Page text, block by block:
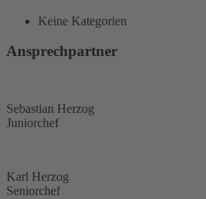
Keine Kategorien
Ansprechpartner
Sebastian Herzog
Juniorchef
Karl Herzog
Seniorchef